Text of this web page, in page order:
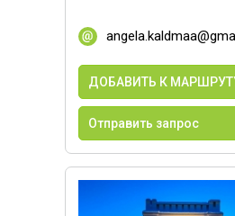
ДОБАВИТЬ К
Отправить запрос